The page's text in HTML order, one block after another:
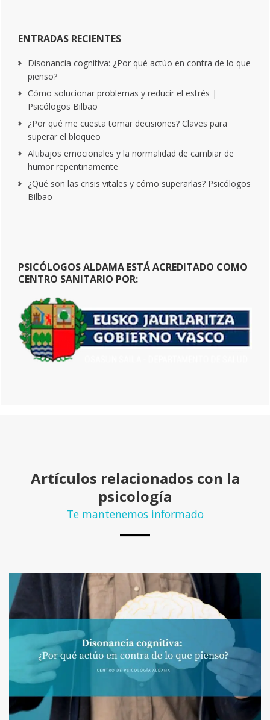
ENTRADAS RECIENTES
Disonancia cognitiva: ¿Por qué actúo en contra de lo que
pienso?
Cómo solucionar problemas y reducir el estrés |
Psicólogos Bilbao
¿Por qué me cuesta tomar decisiones? Claves para
superar el bloqueo
Altibajos emocionales y la normalidad de cambiar de
humor repentinamente
¿Qué son las crisis vitales y cómo superarlas? Psicólogos
Bilbao
PSICÓLOGOS ALDAMA ESTÁ ACREDITADO COMO
CENTRO SANITARIO POR:
Artículos relacionados con la
psicología
Te mantenemos informado